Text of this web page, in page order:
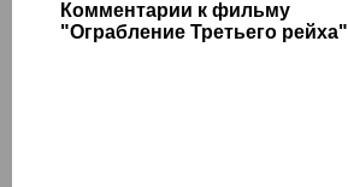
Комментарии к фильму
"Ограбление Третьего рейха"